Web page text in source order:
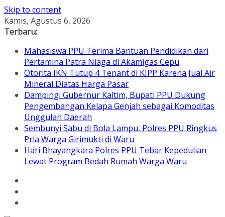
Skip to content
Kamis, Agustus 6, 2026
Terbaru:
Mahasiswa PPU Terima Bantuan Pendidikan dari
Pertamina Patra Niaga di Akamigas Cepu
Otorita IKN Tutup 4 Tenant di KIPP Karena Jual Air
Mineral Diatas Harga Pasar
Dampingi Gubernur Kaltim, Bupati PPU Dukung
Pengembangan Kelapa Genjah sebagai Komoditas
Unggulan Daerah
Sembunyi Sabu di Bola Lampu, Polres PPU Ringkus
Pria Warga Girimukti di Waru
Hari Bhayangkara Polres PPU Tebar Kepedulian
Lewat Program Bedah Rumah Warga Waru